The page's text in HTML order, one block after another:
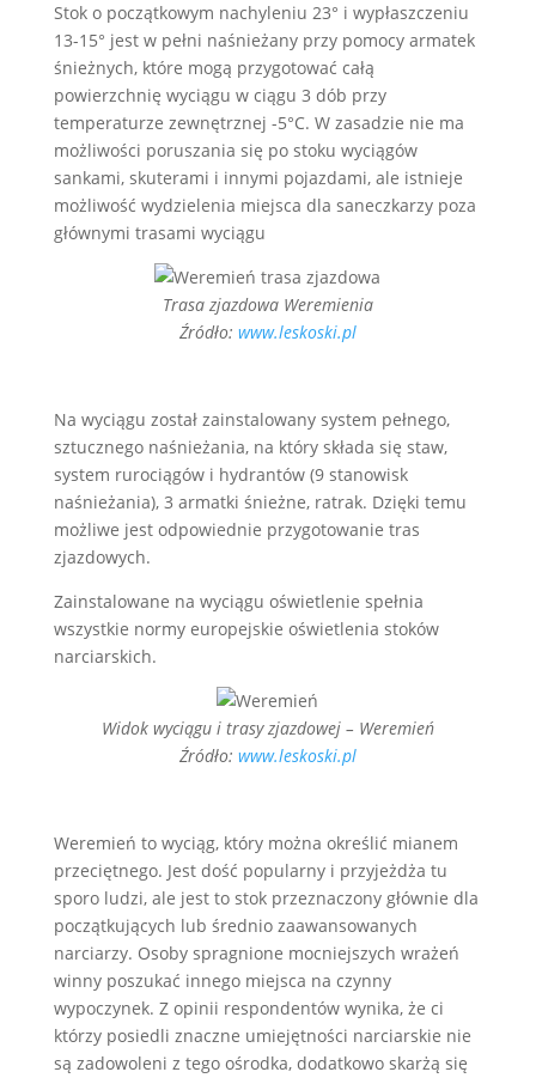
Stok o początkowym nachyleniu 23° i wypłaszczeniu
13-15° jest w pełni naśnieżany przy pomocy armatek
śnieżnych, które mogą przygotować całą
powierzchnię wyciągu w ciągu 3 dób przy
temperaturze zewnętrznej -5°C. W zasadzie nie ma
możliwości poruszania się po stoku wyciągów
sankami, skuterami i innymi pojazdami, ale istnieje
możliwość wydzielenia miejsca dla saneczkarzy poza
głównymi trasami wyciągu
Trasa zjazdowa Weremienia
Źródło: www.leskoski.pl
Na wyciągu został zainstalowany system pełnego,
sztucznego naśnieżania, na który składa się staw,
system rurociągów i hydrantów (9 stanowisk
naśnieżania), 3 armatki śnieżne, ratrak. Dzięki temu
możliwe jest odpowiednie przygotowanie tras
zjazdowych.
Zainstalowane na wyciągu oświetlenie spełnia
wszystkie normy europejskie oświetlenia stoków
narciarskich.
Widok wyciągu i trasy zjazdowej – Weremień
Źródło: www.leskoski.pl
Weremień to wyciąg, który można określić mianem
przeciętnego. Jest dość popularny i przyjeżdża tu
sporo ludzi, ale jest to stok przeznaczony głównie dla
początkujących lub średnio zaawansowanych
narciarzy. Osoby spragnione mocniejszych wrażeń
winny poszukać innego miejsca na czynny
wypoczynek. Z opinii respondentów wynika, że ci
którzy posiedli znaczne umiejętności narciarskie nie
są zadowoleni z tego ośrodka, dodatkowo skarżą się